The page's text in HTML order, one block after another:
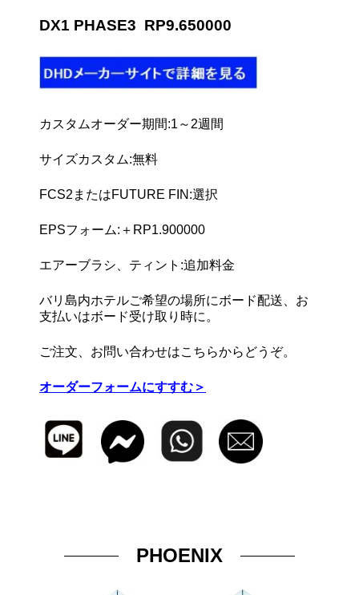
DX1 PHASE3 RP9.650000
カスタムオーダー期間:1～2週間
サイズカスタム:無料
FCS2またはFUTURE FIN:選択
EPSフォーム:＋RP1.900000
エアーブラシ、ティント:追加料金
バリ島内ホテルご希望の場所にボード配送、お
支払いはボード受け取り時に。
ご注文、お問い合わせはこちらからどうぞ。
オーダーフォームにすすむ＞
PHOENIX